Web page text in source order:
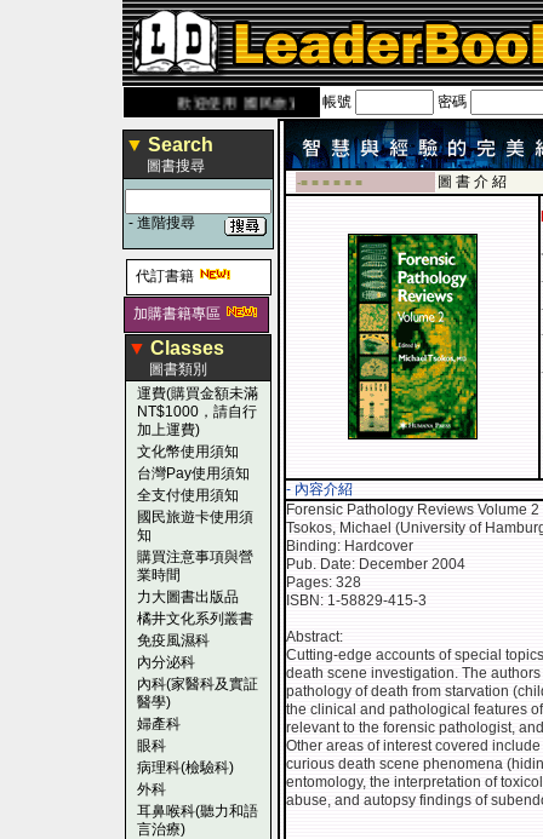
歡迎使用 國民旅遊卡！！帳號 密碼
▼ Search
圖書搜尋
- 進階搜尋
代訂書籍
加購書籍專區
▼ Classes
圖書類別
運費(購買金額未滿
NT$1000，請自行
加上運費)
文化幣使用須知
台灣Pay使用須知
全支付使用須知
國民旅遊卡使用須
知
購買注意事項與營
業時間
力大圖書出版品
橘井文化系列叢書
免疫風濕科
內分泌科
內科(家醫科及實証
醫學)
婦產科
眼科
病理科(檢驗科)
外科
耳鼻喉科(聽力和語
言治療)
-■ ■ ■ ■ ■ ■ 圖 書 介 紹
- 內容介紹
Forensic Pathology Reviews Volume 2
Tsokos, Michael (University of
Binding: Hardcover
Pub. Date: December 2004
Pages: 328
ISBN: 1-58829-415-3
Abstract:
Cutting-edge accounts of special
death scene investigation. The
pathology of death from starvation
the clinical and pathological features
relevant to the forensic pathologist,
Other areas of interest covered
curious death scene phenomena
entomology, the interpretation of
abuse, and autopsy findings of